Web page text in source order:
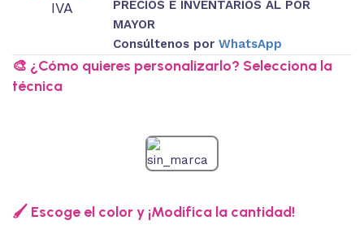
IVA
PRECIOS E INVENTARIOS AL POR
MAYOR
Consúltenos por WhatsApp
🎨 ¿Cómo quieres personalizarlo? Selecciona la
técnica
🖌️ Escoge el color y ¡Modifica la cantidad!